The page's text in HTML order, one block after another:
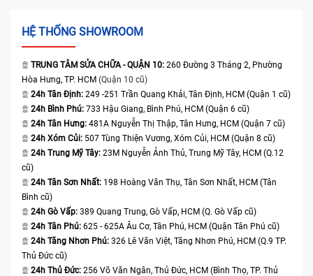
HỆ THỐNG SHOWROOM
TRUNG TÂM SỬA CHỮA - QUẬN 10: 260 Đường 3 Tháng 2, Phường
Hòa Hưng, TP. HCM (Quận 10 cũ)
24h Tân Định: 249 -251 Trần Quang Khải, Tân Định, HCM (Quận 1 cũ)
24h Bình Phú: 733 Hậu Giang, Bình Phú, HCM (Quận 6 cũ)
24h Tân Hưng: 481A Nguyễn Thị Thập, Tân Hưng, HCM (Quận 7 cũ)
24h Xóm Củi: 507 Tùng Thiện Vương, Xóm Củi, HCM (Quận 8 cũ)
24h Trung Mỹ Tây: 23M Nguyễn Ảnh Thủ, Trung Mỹ Tây, HCM (Q.12
cũ)
24h Tân Sơn Nhất: 198 Hoàng Văn Thụ, Tân Sơn Nhất, HCM (Tân
Bình cũ)
24h Gò Vấp: 389 Quang Trung, Gò Vấp, HCM (Q. Gò Vấp cũ)
24h Tân Phú: 625 - 625A Âu Cơ, Tân Phú, HCM (Quận Tân Phú cũ)
24h Tăng Nhơn Phú: 326 Lê Văn Việt, Tăng Nhơn Phú, HCM (Q.9 TP.
Thủ Đức cũ)
24h Thủ Đức: 256 Võ Văn Ngân, Thủ Đức, HCM (Bình Thọ, TP. Thủ